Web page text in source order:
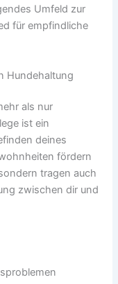
Umfeld zur
für empfindliche
Hundehaltung
als nur
ist ein
deines
fördern
tragen auch
zwischen dir und